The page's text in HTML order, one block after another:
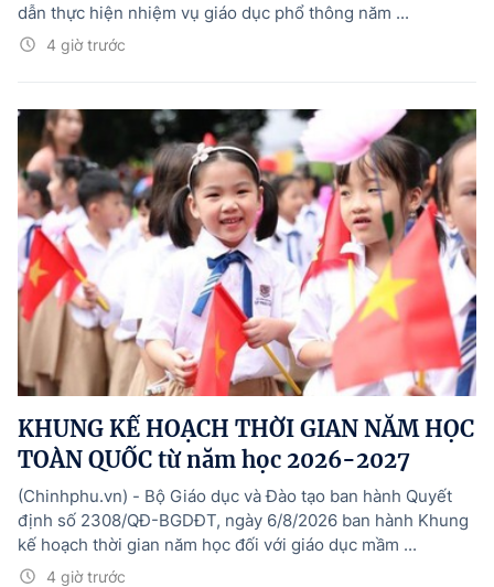
4 giờ trước
dẫn thực hiện nhiệm vụ giáo dục phổ thông năm ...
KHUNG KẾ HOẠCH THỜI GIAN NĂM HỌC
TOÀN QUỐC từ năm học 2026-2027
4 giờ trước
(Chinhphu.vn) - Bộ Giáo dục và Đào tạo ban hành Quyết
định số 2308/QÐ-BGDĐT, ngày 6/8/2026 ban hành Khung
kế hoạch thời gian năm học đối với giáo dục mầm ...